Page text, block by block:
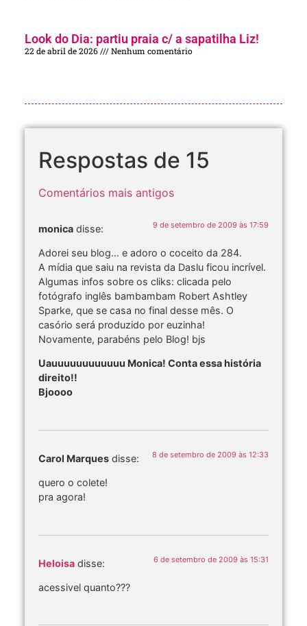
Look do Dia: partiu praia c/ a sapatilha Liz!
22 de abril de 2026 Nenhum comentário
Respostas de 15
Comentários mais antigos
monica disse: 9 de setembro de 2009 às 17:59
Adorei seu blog… e adoro o coceito da 284.
A mídia que saiu na revista da Daslu ficou incrível.
Algumas infos sobre os cliks: clicada pelo
fotógrafo inglês bambambam Robert Ashtley
Sparke, que se casa no final desse mês. O
casório será produzido por euzinha!
Novamente, parabéns pelo Blog! bjs
Uauuuuuuuuuuuu Monica! Conta essa história
direito!!
Bjoooo
Carol Marques disse: 8 de setembro de 2009 às 12:33
quero o colete!
pra agora!
Heloisa disse: 6 de setembro de 2009 às 15:31
acessivel quanto???